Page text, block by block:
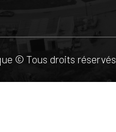
© Tous droits réservés